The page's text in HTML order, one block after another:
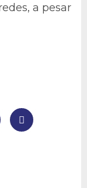
a pesar